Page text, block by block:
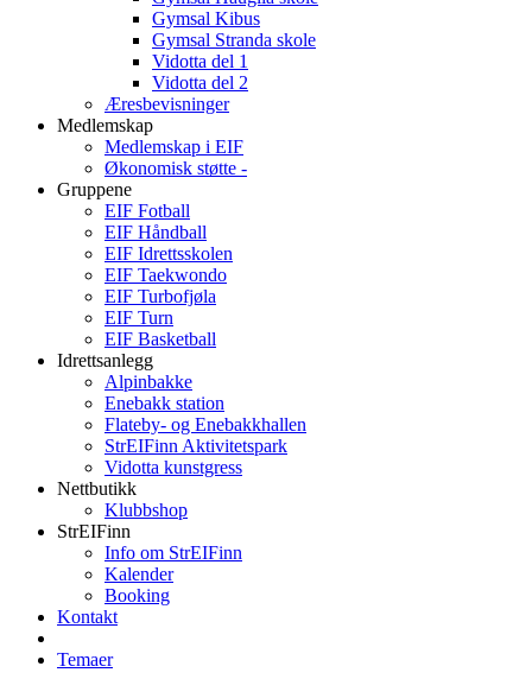
Gymsal Kibus
Gymsal Stranda skole
Vidotta del 1
Vidotta del 2
Æresbevisninger
Medlemskap
Medlemskap i EIF
Økonomisk støtte -
Gruppene
EIF Fotball
EIF Håndball
EIF Idrettsskolen
EIF Taekwondo
EIF Turbofjøla
EIF Turn
EIF Basketball
Idrettsanlegg
Alpinbakke
Enebakk station
Flateby- og Enebakkhallen
StrEIFinn Aktivitetspark
Vidotta kunstgress
Nettbutikk
Klubbshop
StrEIFinn
Info om StrEIFinn
Kalender
Booking
Kontakt
Temaer